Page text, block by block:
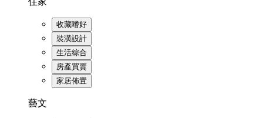
收藏嗜好
裝潢設計
生活綜合
房產買賣
家居佈置
藝文